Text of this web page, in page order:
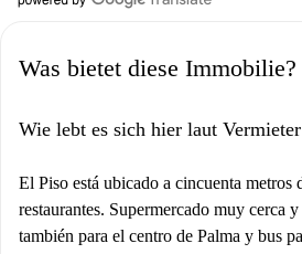
Was bietet diese Immobilie?
Wie lebt es sich hier laut Vermieter
El Piso está ubicado a cincuenta metros
restaurantes. Supermercado muy cerca
también para el centro de Palma y bus